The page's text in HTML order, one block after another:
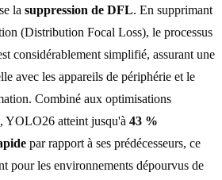
la suppression de DFL. En supprimant
(Distribution Focal Loss), le processus
considérablement simplifié, assurant une
avec les appareils de périphérie et le
Combiné aux optimisations
YOLO26 atteint jusqu'à 43 %
par rapport à ses prédécesseurs, ce
pour les environnements dépourvus de